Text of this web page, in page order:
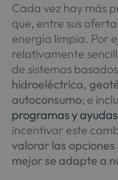
Cada vez hay más
que, entre sus
energía limpia. Por
relativamente
de sistemas
hidroeléctrica,
autoconsumo; e
programas y
incentivar este
valorar las
mejor se adapte a